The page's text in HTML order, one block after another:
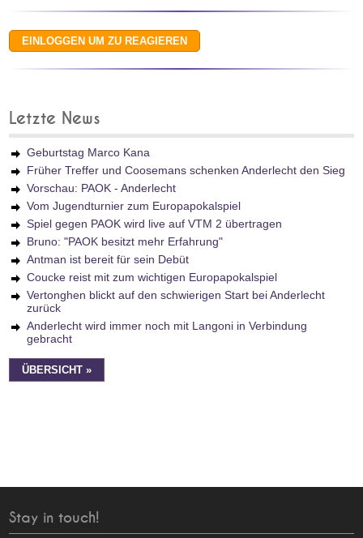
Letzte News
Geburtstag Marco Kana
Früher Treffer und Coosemans schenken Anderlecht den Sieg
Vorschau: PAOK - Anderlecht
Vom Jugendturnier zum Europapokalspiel
Spiel gegen PAOK wird live auf VTM 2 übertragen
Bruno: "PAOK besitzt mehr Erfahrung"
Antman ist bereit für sein Debüt
Coucke reist mit zum wichtigen Europapokalspiel
Vertonghen blickt auf den schwierigen Start bei Anderlecht
zurück
Anderlecht wird immer noch mit Langoni in Verbindung
gebracht
ÜBERSICHT »
Stay in touch!